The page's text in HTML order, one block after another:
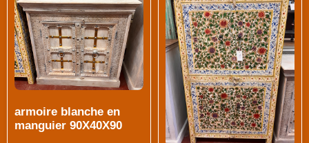
armoire blanche en
manguier 90X40X90